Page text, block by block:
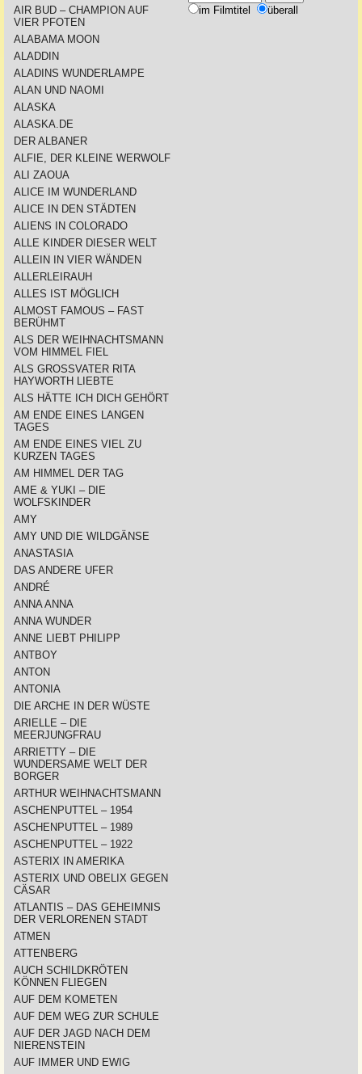
AIR BUD – CHAMPION AUF
VIER PFOTEN
ALABAMA MOON
ALADDIN
ALADINS WUNDERLAMPE
ALAN UND NAOMI
ALASKA
ALASKA.DE
DER ALBANER
ALFIE, DER KLEINE WERWOLF
ALI ZAOUA
ALICE IM WUNDERLAND
ALICE IN DEN STÄDTEN
ALIENS IN COLORADO
ALLE KINDER DIESER WELT
ALLEIN IN VIER WÄNDEN
ALLERLEIRAUH
ALLES IST MÖGLICH
ALMOST FAMOUS – FAST
BERÜHMT
ALS DER WEIHNACHTSMANN
VOM HIMMEL FIEL
ALS GROSSVATER RITA
HAYWORTH LIEBTE
ALS HÄTTE ICH DICH GEHÖRT
AM ENDE EINES LANGEN
TAGES
AM ENDE EINES VIEL ZU
KURZEN TAGES
AM HIMMEL DER TAG
AME & YUKI – DIE
WOLFSKINDER
AMY
AMY UND DIE WILDGÄNSE
ANASTASIA
DAS ANDERE UFER
ANDRÉ
ANNA ANNA
ANNA WUNDER
ANNE LIEBT PHILIPP
ANTBOY
ANTON
ANTONIA
DIE ARCHE IN DER WÜSTE
ARIELLE – DIE
MEERJUNGFRAU
ARRIETTY – DIE
WUNDERSAME WELT DER
BORGER
ARTHUR WEIHNACHTSMANN
ASCHENPUTTEL – 1954
ASCHENPUTTEL – 1989
ASCHENPUTTEL – 1922
ASTERIX IN AMERIKA
ASTERIX UND OBELIX GEGEN
CÄSAR
ATLANTIS – DAS GEHEIMNIS
DER VERLORENEN STADT
ATMEN
ATTENBERG
AUCH SCHILDKRÖTEN
KÖNNEN FLIEGEN
AUF DEM KOMETEN
AUF DEM WEG ZUR SCHULE
AUF DER JAGD NACH DEM
NIERENSTEIN
AUF IMMER UND EWIG
im Filmtitel überall